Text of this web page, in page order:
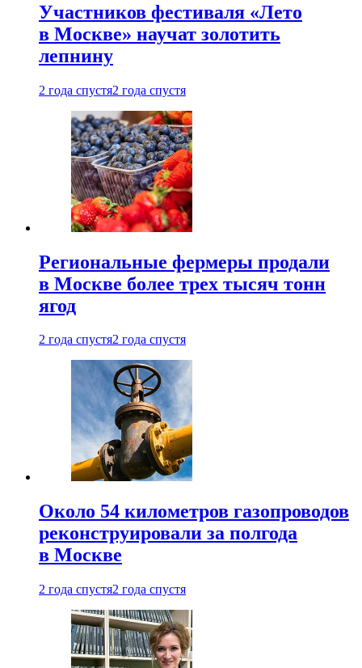
Участников фестиваля «Лето
в Москве» научат золотить
лепнину
2 года спустя2 года спустя
Региональные фермеры продали
в Москве более трех тысяч тонн
ягод
2 года спустя2 года спустя
Около 54 километров газопроводов
реконструировали за полгода
в Москве
2 года спустя2 года спустя